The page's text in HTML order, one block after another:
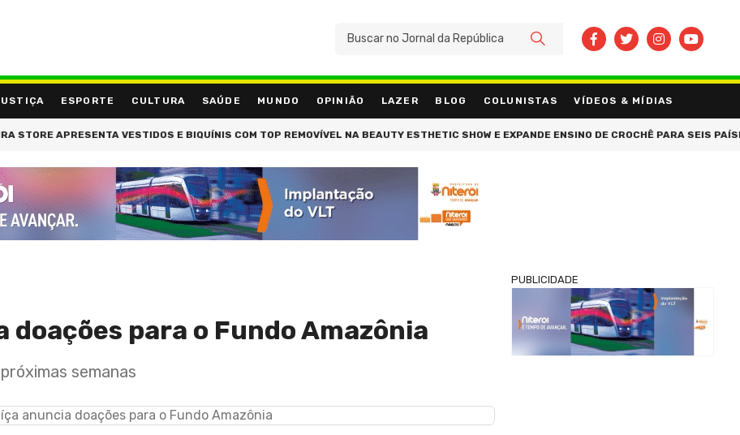
ESPORTE CULTURA SAÚDE MUNDO OPINIÃO LAZER BLOG COLUNISTAS VÍDEOS & MÍDIAS
APRESENTA VESTIDOS E BIQUÍNIS COM TOP REMOVÍVEL NA BEAUTY ESTHETIC SHOW E EXPANDE ENSINO DE CROCHÊ PARA SEIS PAÍSES
BUSCAR
doações para o Fundo Amazônia
semanas
PUBLICIDADE